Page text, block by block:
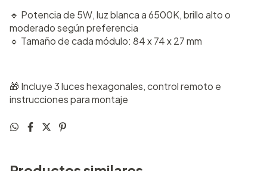
🔹 Potencia de 5W, luz blanca a 6500K, brillo alto o
moderado según preferencia
🔹 Tamaño de cada módulo: 84 x 74 x 27 mm
🎁 Incluye 3 luces hexagonales, control remoto e
instrucciones para montaje